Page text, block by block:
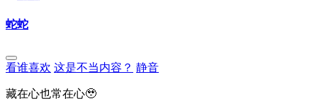
蛇蛇
看谁喜欢 这是不当内容？ 静音
藏在心也常在心🥹